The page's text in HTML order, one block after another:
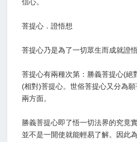
信心。
菩提心．證悟想
菩提心乃是為了一切眾生而成就證悟
菩提心有兩種次第：勝義菩提心(絕
(相對)菩提心。世俗菩提心又分為
兩方面。
勝義菩提心即了悟一切法界的究竟
並不是一開使就能輕易了解。因此